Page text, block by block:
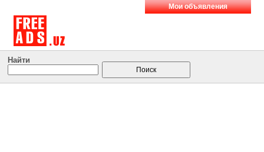
Мои объявления
Найти